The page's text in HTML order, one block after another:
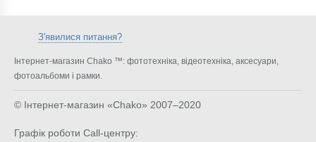
З'явилися питання?
Інтернет-магазин Chako ™: фототехніка, відеотехніка, аксесуари,
фотоальбоми і рамки.
© Інтернет-магазин «Chako» 2007–2020
Графік роботи Call-центру: